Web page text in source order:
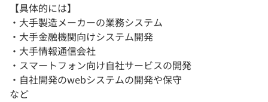
【具体的には】
・大手製造メーカーの業務システム
・大手金融機関向けシステム開発
・大手情報通信会社
・スマートフォン向け自社サービスの開発
・自社開発のwebシステムの開発や保守
など